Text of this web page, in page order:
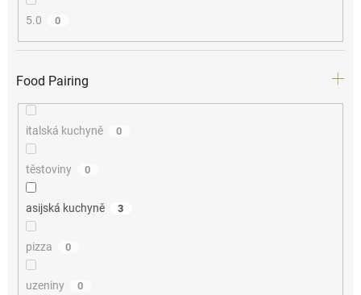
5.0 0
Food Pairing
italská kuchyně 0
těstoviny 0
asijská kuchyně 3
pizza 0
uzeniny 0